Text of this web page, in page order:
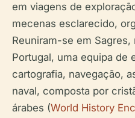
em viagens de
mecenas esclarecido,
Reuniram-se em
Portugal, uma equipa de
cartografia, navegação,
naval, composta por
árabes (World History